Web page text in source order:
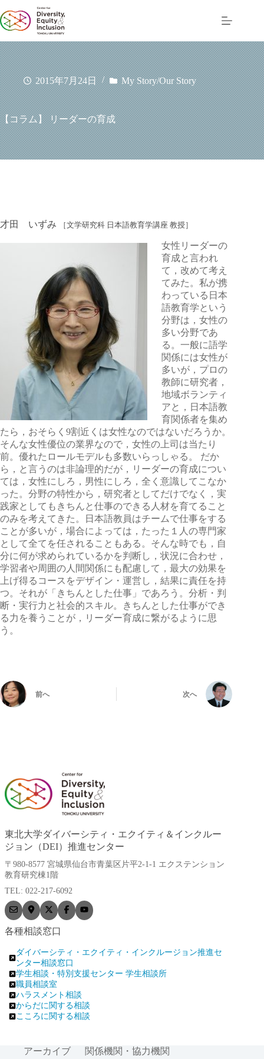
ン
テ
ン
ツ
へ
ス
キ
ッ
プ
2015年7月24日 My Story/Our Story
【コラム】 リーダーの育成
才田 いずみ ［文学研究科 日本語教育学講座 教授］
女性リーダーの
育成と言われ
て，改めて考え
てみた。私が携
わっている日本
語教育学という
分野は，女性の
多い分野であ
る。一般に語学
関係には女性が
多いが，プロの
教師に研究者，
地域ボランティ
アと，日本語教
育関係者を集め
たら，おそらく9割近くは女性なのではないだろうか。
そんな女性優位の業界なので，女性の上司は当たり
前。優れたロールモデルも多数いらっしゃる。 だか
ら，と言うのは非論理的だが，リーダーの育成につい
ては，女性にしろ，男性にしろ，全く意識してこなか
った。分野の特性から，研究者としてだけでなく，実
践家としてもきちんと仕事のできる人材を育てること
のみを考えてきた。日本語教員はチームで仕事をする
ことが多いが，場合によっては，たった１人の専門家
として全てを任されることもある。そんな時でも，自
分に何が求められているかを判断し，状況に合わせ，
学習者や周囲の人間関係にも配慮して，最大の効果を
上げ得るコースをデザイン・運営し，結果に責任を持
つ。それが「きちんとした仕事」であろう。分析・判
断・実行力と社会的スキル。きちんとした仕事ができ
る力を養うことが，リーダー育成に繋がるように思
う。
前へ 次へ
東北大学ダイバーシティ・エクイティ＆インクルー
ジョン（DEI）推進センター
〒980-8577 宮城県仙台市青葉区片平2-1-1 エクステンション
教育研究棟1階
TEL: 022-217-6092
各種相談窓口
ダイバーシティ・エクイティ・インクルージョン推進セ
ンター相談窓口
学生相談・特別支援センター 学生相談所
職員相談室
ハラスメント相談
からだに関する相談
こころに関する相談
アーカイブ
関係機関・協力機関